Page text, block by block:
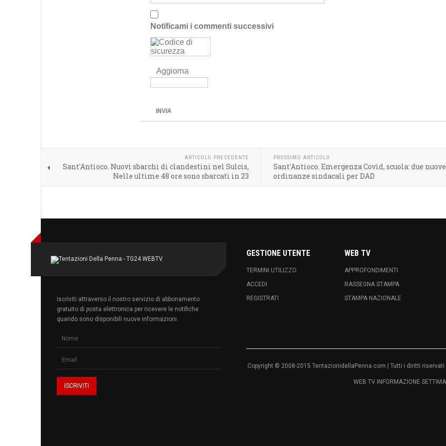
Notificami i commenti successivi
Aggiorna
INVIA
ARTICOLO PRECEDENTE
Sant'Antioco. Nuovi sbarchi di clandestini nel Sulcis,
Nelle ultime 48 ore sono sbarcati in 23
PROSSIMO ARTICOLO
Sant'Antioco. Emergenza Covid, scuola: due nuove
ordinanze sindacali per DAD
Iscriviti attraverso il nostro servizio di abbonamento
gratuito di posta elettronica per ricevere le notifiche
quando sono disponibili nuove informazioni.
GESTIONE UTENTE
TERMINI UTILIZZO
ACCEDI
REGISTRATI
WEB TV
APPROFONDIMENTI
RASSEGNA STAMPA
STAMPA NAZIONALE
Copyright © 2008-2015 TentazionidellaPenna.com | Tutti i diritti riservati |
WEB TV INFORMAZIONE